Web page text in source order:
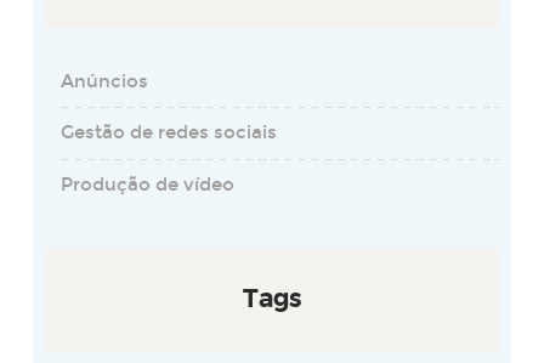
Anúncios
Gestão de redes sociais
Produção de vídeo
Tags